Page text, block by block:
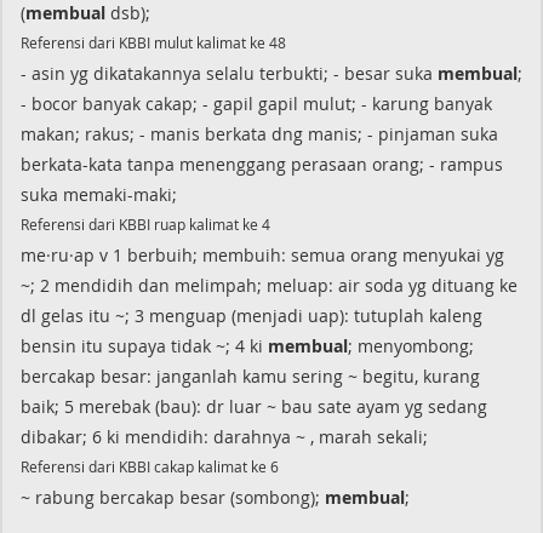
(membual dsb);
Referensi dari KBBI mulut kalimat ke 48
- asin yg dikatakannya selalu terbukti; - besar suka membual;
- bocor banyak cakap; - gapil gapil mulut; - karung banyak
makan; rakus; - manis berkata dng manis; - pinjaman suka
berkata-kata tanpa menenggang perasaan orang; - rampus
suka memaki-maki;
Referensi dari KBBI ruap kalimat ke 4
me·ru·ap v 1 berbuih; membuih: semua orang menyukai yg
~; 2 mendidih dan melimpah; meluap: air soda yg dituang ke
dl gelas itu ~; 3 menguap (menjadi uap): tutuplah kaleng
bensin itu supaya tidak ~; 4 ki membual; menyombong;
bercakap besar: janganlah kamu sering ~ begitu, kurang
baik; 5 merebak (bau): dr luar ~ bau sate ayam yg sedang
dibakar; 6 ki mendidih: darahnya ~ , marah sekali;
Referensi dari KBBI cakap kalimat ke 6
~ rabung bercakap besar (sombong); membual;